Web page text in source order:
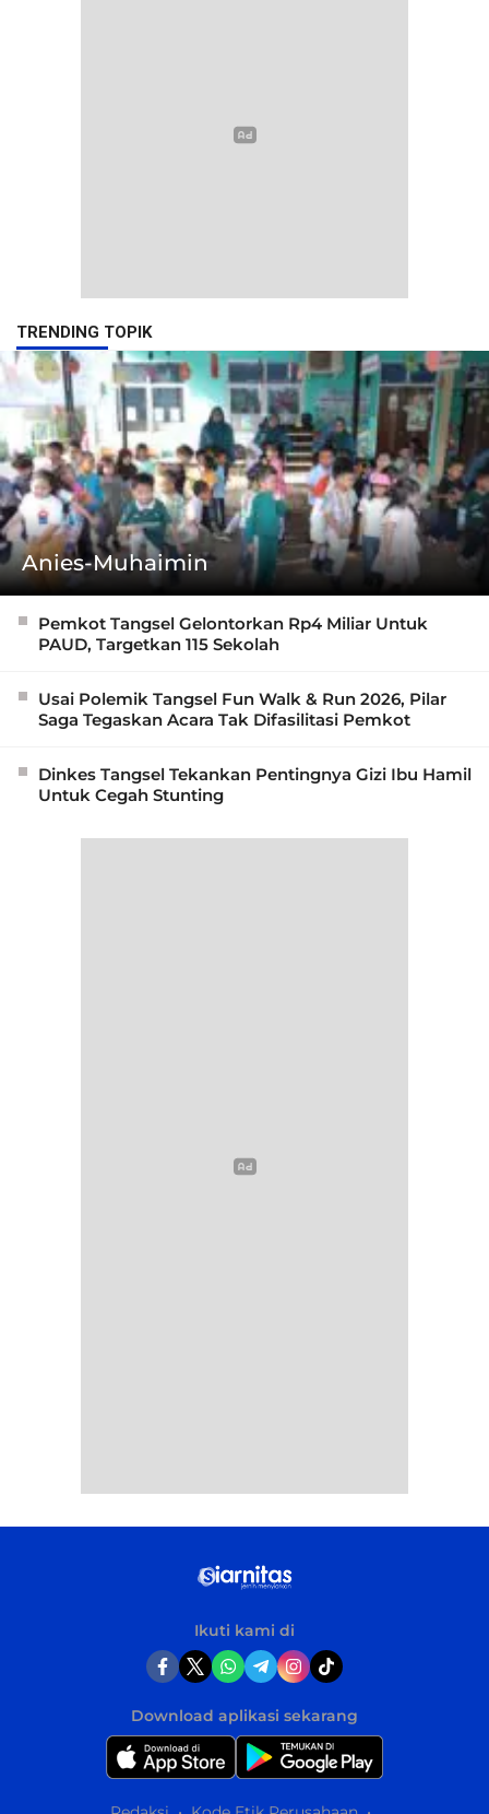
TRENDING TOPIK
Anies-Muhaimin
Pemkot Tangsel Gelontorkan Rp4 Miliar Untuk
PAUD, Targetkan 115 Sekolah
Usai Polemik Tangsel Fun Walk & Run 2026, Pilar
Saga Tegaskan Acara Tak Difasilitasi Pemkot
Dinkes Tangsel Tekankan Pentingnya Gizi Ibu Hamil
Untuk Cegah Stunting
Ikuti kami di
Download aplikasi sekarang